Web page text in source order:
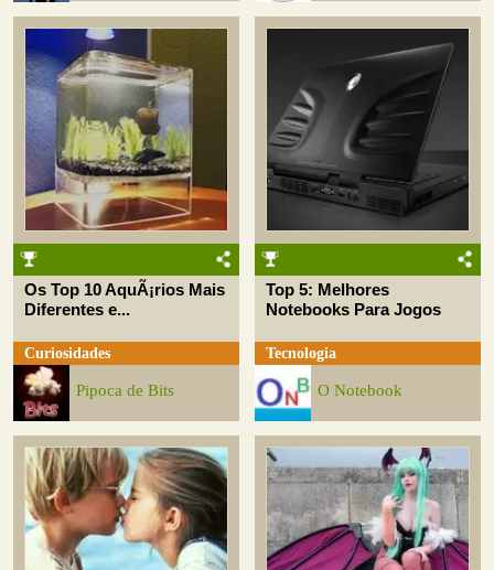
Os Top 10 AquÃ¡rios Mais
Diferentes e...
Curiosidades
Pipoca de Bits
Top 5: Melhores
Notebooks Para Jogos
Tecnologia
O Notebook